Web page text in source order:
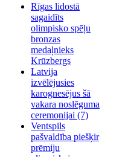
Rīgas lidostā
sagaidīts
olimpisko spēļu
bronzas
medaļnieks
Krūzbergs
Latvija
izvēlējusies
karognesējus šā
vakara noslēguma
ceremonijai (7)
Ventspils
pašvaldība piešķir
prēmiju